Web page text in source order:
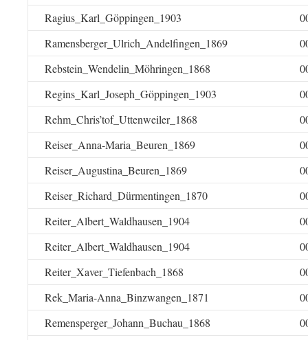
Ragius_Karl_Göppingen_1903
Ramensberger_Ulrich_Andelfingen_1869
Rebstein_Wendelin_Möhringen_1868
Regins_Karl_Joseph_Göppingen_1903
Rehm_Chris’tof_Uttenweiler_1868
Reiser_Anna-Maria_Beuren_1869
Reiser_Augustina_Beuren_1869
Reiser_Richard_Dürmentingen_1870
Reiter_Albert_Waldhausen_1904
Reiter_Albert_Waldhausen_1904
Reiter_Xaver_Tiefenbach_1868
Rek_Maria-Anna_Binzwangen_1871
Remensperger_Johann_Buchau_1868